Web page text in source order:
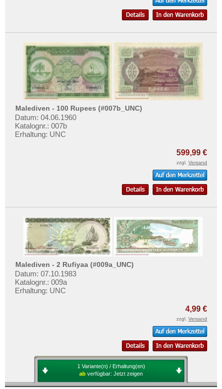
Malediven - 100 Rupees (#007b_UNC)
Datum: 04.06.1960
Katalognr.: 007b
Erhaltung: UNC
599,99 €
zzgl. Versand
Malediven - 2 Rufiyaa (#009a_UNC)
Datum: 07.10.1983
Katalognr.: 009a
Erhaltung: UNC
4,99 €
zzgl. Versand
1 Variante(n) / Erhaltung(en)
ab verfügbar: Jetzt zeigen